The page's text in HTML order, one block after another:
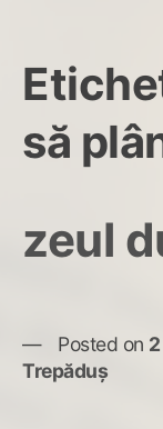
să
zeul
Posted on
Trepăduș